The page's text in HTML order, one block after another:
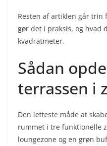
Resten af artiklen går
gør det i praksis, og hvad
kvadratmeter.
Sådan
terrassen i
Den letteste måde at
rummet i tre funktionelle
loungezone og en grøn